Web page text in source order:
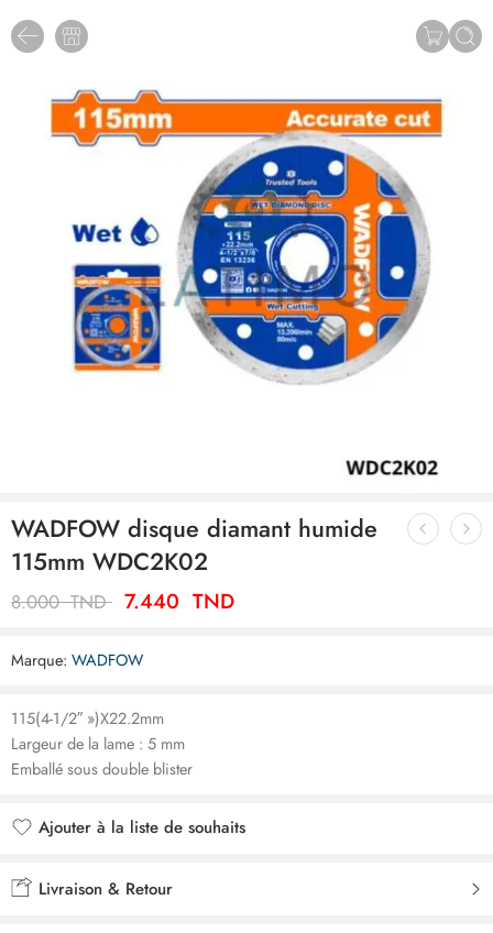
WADFOW disque diamant humide
115mm WDC2K02
8.000TND 7.440 TND
Marque: WADFOW
115(4-1/2″ »)X22.2mm
Largeur de la lame : 5 mm
Emballé sous double blister
Ajouter à la liste de souhaits
Livraison & Retour